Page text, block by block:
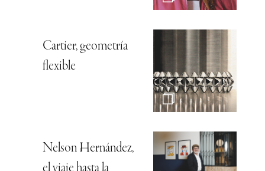
Cartier, geometría
flexible
Nelson Hernández,